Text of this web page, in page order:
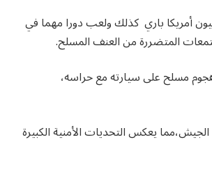
أمريكا باري كذلك ولعب دورا مهما في
المتضررة من العنف المسلح.
مسلح على سيارته مع حراسه،
يعكس التحديات الأمنية الكبيرة